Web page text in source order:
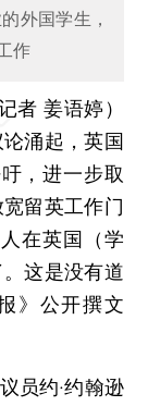
外国学生，
作
者 姜语婷）
涌起，英国
，进一步取
留英工作门
在英国（学
这是没有道
》公开撰文
员约·约翰逊